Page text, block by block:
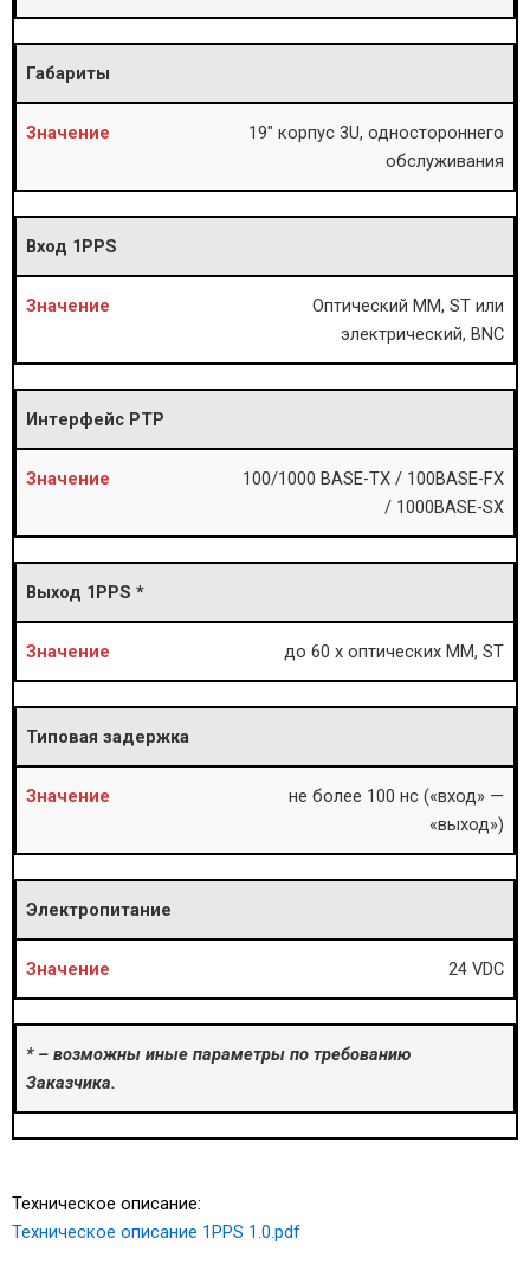
Габариты
19″ корпус 3U, одностороннего
обслуживания
Вход 1PPS
Оптический ММ, ST или
электрический, BNC
Интерфейс PTP
100/1000 BASE-TX / 100BASE-FX
/ 1000BASE-SX
Выход 1PPS *
до 60 х оптических ММ, ST
Типовая задержка
не более 100 нс («вход» —
«выход»)
Электропитание
24 VDC
* – возможны иные параметры по требованию
Заказчика.
Техническое описание:
Техническое описание 1PPS 1.0.pdf